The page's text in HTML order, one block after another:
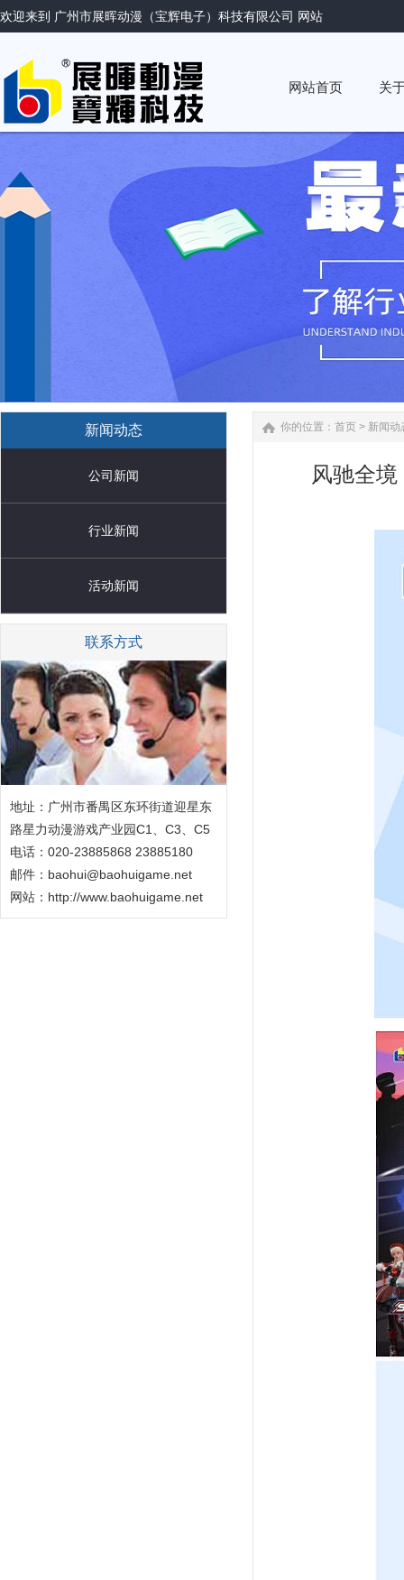
欢迎来到 广州市展晖动漫（宝辉电子）科技有限公司 网站
网站首页 关
新闻动态
公司新闻
行业新闻
活动新闻
联系方式
地址：广州市番禺区东环街道迎星东
路星力动漫游戏产业园C1、C3、C5
电话：020-23885868 23885180
邮件：baohui@baohuigame.net
网站： http://www.baohuigame.net
你的位置： 首页 > 新闻动
风驰全